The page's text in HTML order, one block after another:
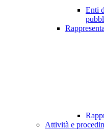
Enti
Attività e